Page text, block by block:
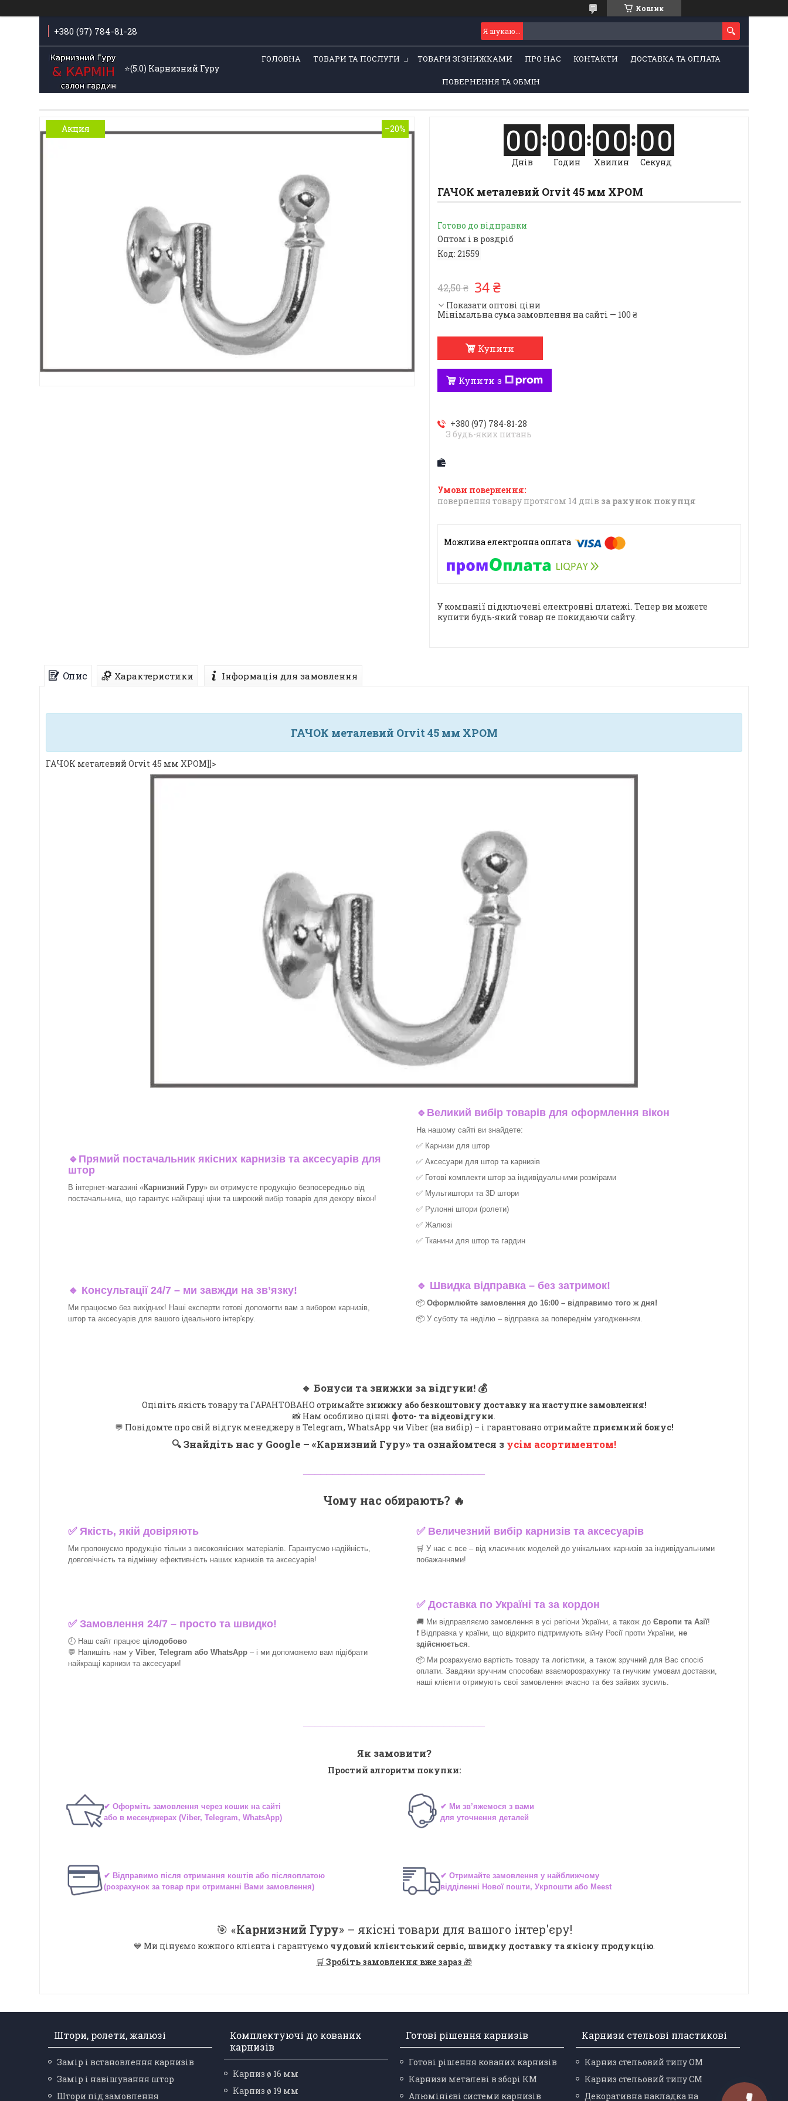
Кошик
+380 (97) 784-81-28
⭐️(5.0) Карнизний Гуру
ГОЛОВНА ТОВАРИ ТА ПОСЛУГИ ТОВАРИ ЗІ ЗНИЖКАМИ ПРО НАС КОНТАКТИ ДОСТАВКА ТА ОПЛАТА
ПОВЕРНЕННЯ ТА ОБМІН
Акция –20% 00
Днів
00
Годин
00
Хвилин
00
Секунд
ГАЧОК металевий Orvit 45 мм ХРОМ
Готово до відправки
Оптом і в роздріб
Код: 21559
42,50 ₴ 34 ₴
Показати оптові ціни
Мінімальна сума замовлення на сайті — 100 ₴
Купити
Купити з
+380 (97) 784-81-28
З будь-яких питань
повернення товару протягом 14 днів за рахунок покупця
У компанії підключені електронні платежі. Тепер ви можете
купити будь-який товар не покидаючи сайту.
Опис Характеристики Інформація для замовлення
ГАЧОК металевий Orvit 45 мм ХРОМ
ГАЧОК металевий Orvit 45 мм ХРОМ]]>
🔹 Прямий постачальник якісних карнизів та аксесуарів для
штор
В інтернет-магазині «Карнизний Гуру» ви отримуєте продукцію безпосередньо від
постачальника, що гарантує найкращі ціни та широкий вибір товарів для декору вікон!​
🔹 Великий вибір товарів для оформлення вікон
На нашому сайті ви знайдете:
✅ Карнизи для штор
✅ Аксесуари для штор та карнизів
✅ Готові комплекти штор за індивідуальними розмірами
✅ Мультиштори та 3D штори
✅ Рулонні штори (ролети)
✅ Жалюзі
✅ Тканини для штор та гардин
🔹 Консультації 24/7 – ми завжди на зв’язку!
Ми працюємо без вихідних! Наші експерти готові допомогти вам з вибором карнизів,
штор та аксесуарів для вашого ідеального інтер'єру.​
🔹 Швидка відправка – без затримок!
📦 Оформлюйте замовлення до 16:00 – відправимо того ж дня!
📦 У суботу та неділю – відправка за попереднім узгодженням.
🔹 Бонуси та знижки за відгуки! 💰
Оцініть якість товару та ГАРАНТОВАНО отримайте знижку або безкоштовну доставку на наступне замовлення!
📸 Нам особливо цінні фото- та відеовідгуки.
💬 Повідомте про свій відгук менеджеру в Telegram, WhatsApp чи Viber (на вибір) – і гарантовано отримайте приємний бонус!
🔍Знайдіть нас у Google – «Карнизний Гуру» та ознайомтеся з усім асортиментом!
Чому нас обирають? 🔥
✅Якість, якій довіряють
Ми пропонуємо продукцію тільки з високоякісних матеріалів. Гарантуємо надійність,
довговічність та відмінну ефективність наших карнизів та аксесуарів!​
✅ Величезний вибір карнизів та аксесуарів
🛒 У нас є все – від класичних моделей до унікальних карнизів за індивідуальними
побажаннями!​
✅Замовлення 24/7 – просто та швидко!
🕘 Наш сайт працює цілодобово
💬 Напишіть нам у Viber, Telegram або WhatsApp – і ми допоможемо вам підібрати
найкращі карнизи та аксесуари!
✅Доставка по Україні та за кордон
🚚 Ми відправляємо замовлення в усі регіони України, а також до Європи та Азії!
❗ Відправка у країни, що відкрито підтримують війну Росії проти України, не
здійснюється.
📦 Ми розрахуємо вартість товару та логістики, а також зручний для Вас спосіб
оплати. Завдяки зручним способам взаєморозрахунку та гнучким умовам доставки,
наші клієнти отримують свої замовлення вчасно та без зайвих зусиль.
Як замовити?
Простий алгоритм покупки:
✔ Оформіть замовлення через кошик на сайті
або в месенджерах (Viber, Telegram, WhatsApp)
✔ Ми зв’яжемося з вами
для уточнення деталей
✔ Відправимо після отримання коштів або післяоплатою
(розрахунок за товар при отриманні Вами замовлення)
✔ Отримайте замовлення у найближчому
відділенні Нової пошти, Укрпошти або Meest
🎯 «Карнизний Гуру» – якісні товари для вашого інтер'єру!
💙 Ми цінуємо кожного клієнта і гарантуємо чудовий клієнтський сервіс, швидку доставку та якісну продукцію.
🛒 Зробіть замовлення вже зараз 🎁
Штори, ролети, жалюзі
Замір і встановлення карнизів
Замір і навішування штор
Штори під замовлення
Комплектуючі до кованих
карнизів
Карниз ø 16 мм
Карниз ø 19 мм
Готові рішення карнизів
Готові рішення кованих карнизів
Карнизи металеві в зборі КМ
Алюмінієві системи карнизів
Карнизи стельові пластикові
Карниз стельовий типу ОМ
Карниз стельовий типу СМ
Декоративна накладка на